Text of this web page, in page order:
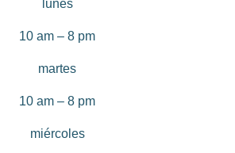
lunes
10 am – 8 pm
martes
10 am – 8 pm
miércoles